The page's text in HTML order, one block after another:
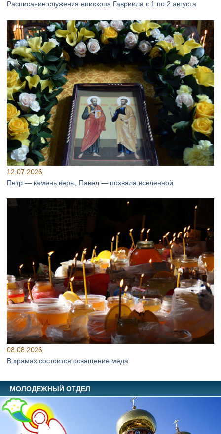
Расписание служения епископа Гавриила с 1 по 2 августа
12.07.2026
Петр — камень веры, Павел — похвала вселенной
08.08.2026
В храмах состоится освящение меда
МОЛОДЕЖНЫЙ ОТДЕЛ